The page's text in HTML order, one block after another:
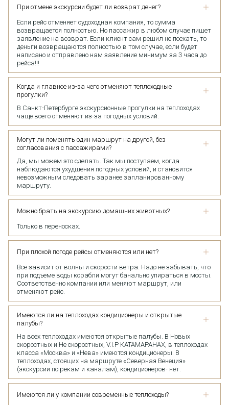
При отмене экскурсии будет ли возврат денег?
Если рейс отменяет судоходная компания, то сумма
возвращается полностью. Но пассажир в любом случае пишет
заявление на возврат. Если клиент сам решил не поехать, то
деньги возвращаются полностью в том случае, если будет
написано и отправлено нам заявление минимум за 3 часа до
рейса!!!
Когда и главное из-за чего отменяют теплоходные
прогулки?
В Санкт-Петербурге экскурсионные прогулки на теплоходах
чаще всего отменяют из-за погодных условий.
Могут ли поменять один маршрут на другой, без
согласования с пассажирами?
Да, мы можем это сделать. Так мы поступаем, когда
наблюдаются ухудшения погодных условий, и становится
невозможным следовать заранее запланированному
маршруту.
Можно брать на экскурсию домашних животных?
Только в переносках.
При плохой погоде рейсы отменяются или нет?
Все зависит от волны и скорости ветра. Надо не забывать, что
при подъеме воды корабли могут банально упираться в мосты.
Соответственно компании или меняют маршрут, или
отменяют рейс.
Имеются ли на теплоходах кондиционеры и открытые
палубы?
На всех теплоходах имеются открытые палубы. В Новых
скоростных и Не скоростных, V.I.P КАТАМАРАНАХ, в теплоходах
класса «Москва» и «Нева» имеются кондиционеры. В
теплоходах, стоящих на маршруте «Северная Венеция»
(экскурсии по рекам и каналам), кондиционеров- нет.
Имеются ли у компании современные теплоходы?